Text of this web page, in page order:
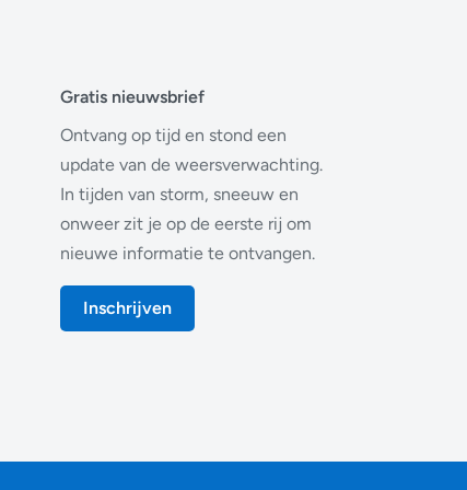
Gratis nieuwsbrief
Ontvang op tijd en stond een
update van de weersverwachting.
In tijden van storm, sneeuw en
onweer zit je op de eerste rij om
nieuwe informatie te ontvangen.
Inschrijven